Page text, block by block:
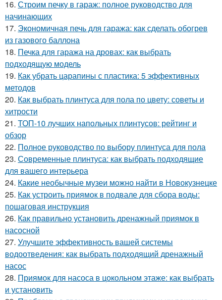
16. Строим печку в гараж: полное руководство для
начинающих
17. Экономичная печь для гаража: как сделать обогрев
из газового баллона
18. Печка для гаража на дровах: как выбрать
подходящую модель
19. Как убрать царапины с пластика: 5 эффективных
методов
20. Как выбрать плинтуса для пола по цвету: советы и
хитрости
21. ТОП-10 лучших напольных плинтусов: рейтинг и
обзор
22. Полное руководство по выбору плинтуса для пола
23. Современные плинтуса: как выбрать подходящие
для вашего интерьера
24. Какие необычные музеи можно найти в Новокузнецке
25. Как устроить приямок в подвале для сбора воды:
пошаговая инструкция
26. Как правильно установить дренажный приямок в
насосной
27. Улучшите эффективность вашей системы
водоотведения: как выбрать подходящий дренажный
насос
28. Приямок для насоса в цокольном этаже: как выбрать
и установить